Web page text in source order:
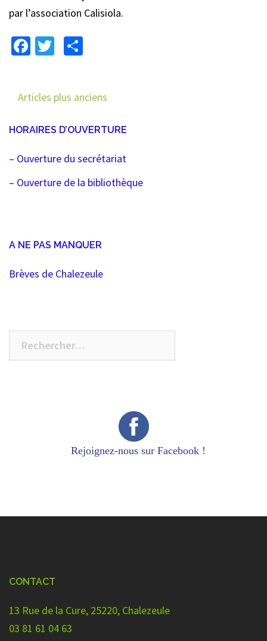
par l’association Calisiola.
Facebook
Twitter
Navigation
des
articles
Articles plus anciens
HORAIRES D’OUVERTURE
– Ouverture du secrétariat
– Ouverture de la bibliothèque
A NE PAS MANQUER
Brèves de Chalezeule
Rechercher :
Rejoignez-nous sur Facebook !
CONTACT
13 Rue de la Cure, 25220, Chalezeule
03 81 61 04 63